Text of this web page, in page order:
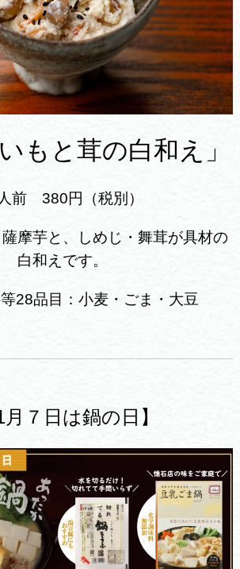
もと茸の白和え」
前 380円（税別）
摩芋と、しめじ・舞茸が具材の
白和えです。
28品目：小麦・ごま・大豆
月７日は鍋の日】